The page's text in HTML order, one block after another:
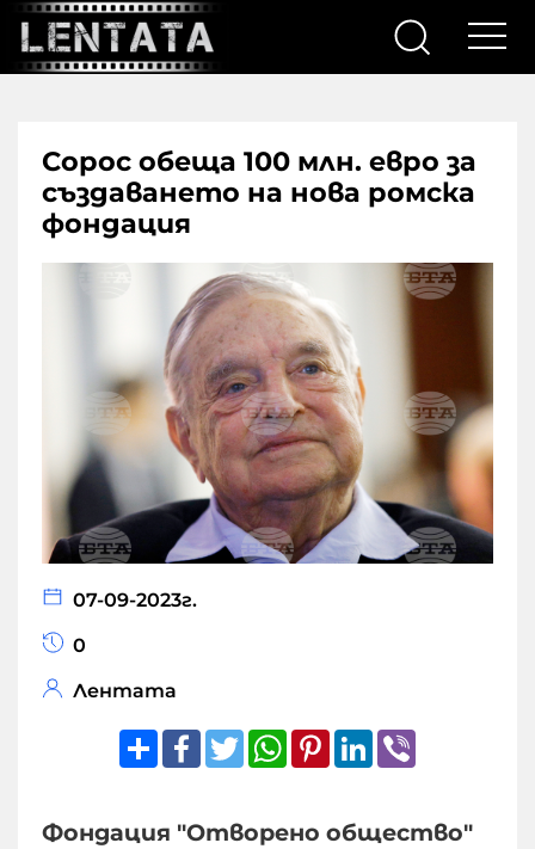
Сорос обеща 100 млн. евро за
създаването на нова ромска
фондация
07-09-2023г.
0
Лентата
ShareFacebook
TwitterWhatsApp
Pinterest
LinkedIn
Фондация "Отворено общество"